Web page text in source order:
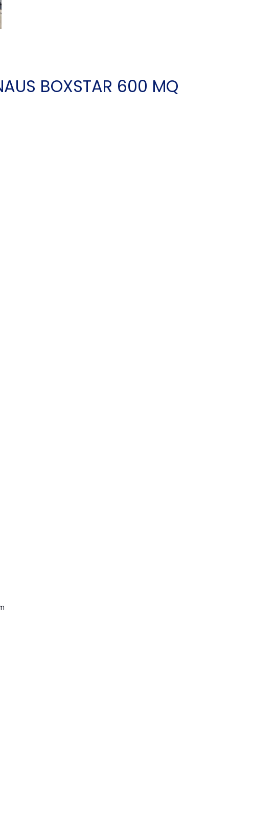
BOXSTAR 600 MQ